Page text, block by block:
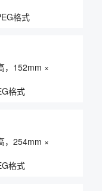
格式
，152mm ×
格式
，254mm ×
格式